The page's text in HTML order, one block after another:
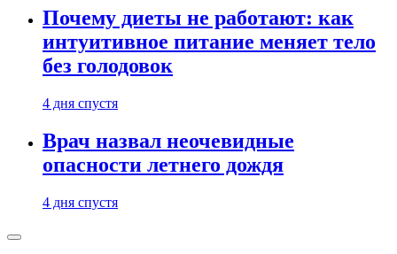
Почему диеты не работают: как
интуитивное питание меняет тело
без голодовок
4 дня спустя
Врач назвал неочевидные
опасности летнего дождя
4 дня спустя